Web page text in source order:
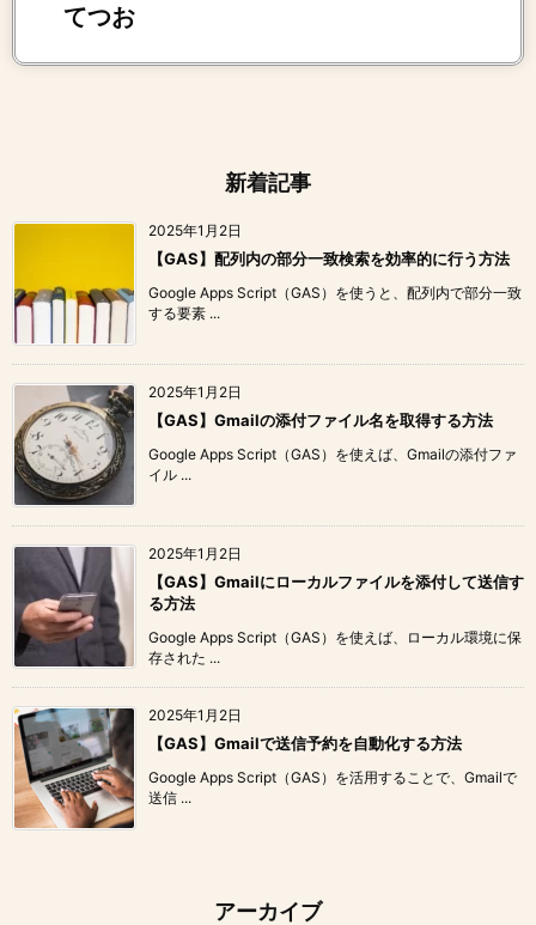
てつお
新着記事
2025年1月2日
【GAS】配列内の部分一致検索を効率的に行う方法
Google Apps Script（GAS）を使うと、配列内で部分一致
する要素 ...
2025年1月2日
【GAS】Gmailの添付ファイル名を取得する方法
Google Apps Script（GAS）を使えば、Gmailの添付ファ
イル ...
2025年1月2日
【GAS】Gmailにローカルファイルを添付して送信す
る方法
Google Apps Script（GAS）を使えば、ローカル環境に保
存された ...
2025年1月2日
【GAS】Gmailで送信予約を自動化する方法
Google Apps Script（GAS）を活用することで、Gmailで
送信 ...
アーカイブ